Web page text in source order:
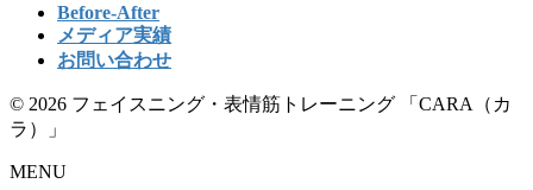
Before-After
メディア実績
お問い合わせ
© 2026 フェイスニング・表情筋トレーニング 「CARA（カ
ラ）」
MENU